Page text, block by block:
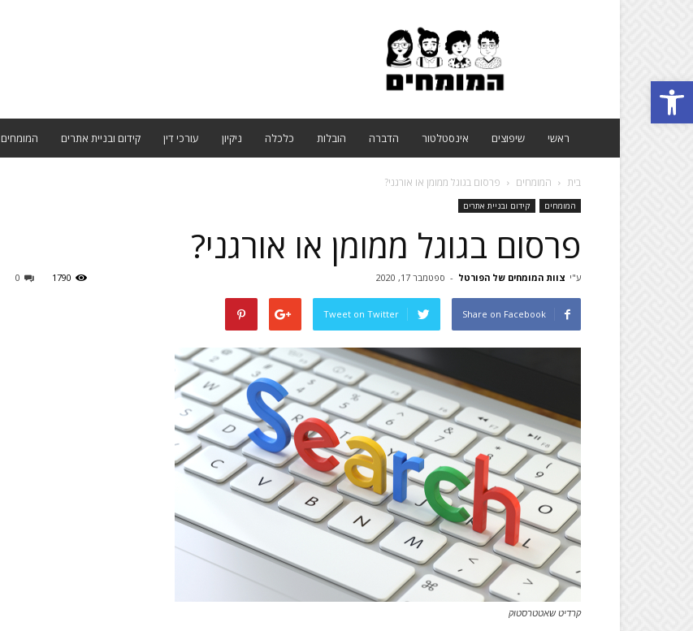
Open toolbar
ראשי שיפוצים אינסטלטור הדברה הובלות כלכלה ניקיון עורכי דין קידום ובניית אתרים המומחים
בית המומחים פרסום בגוגל ממומן או אורגני?
המומחים קידום ובניית אתרים
פרסום בגוגל ממומן או אורגני?
ע"י צוות המומחים של הפורטל - ספטמבר 17, 2020 0 1790
Share on Facebook
Tweet on Twitter
קרדיט שאטטרסטוק